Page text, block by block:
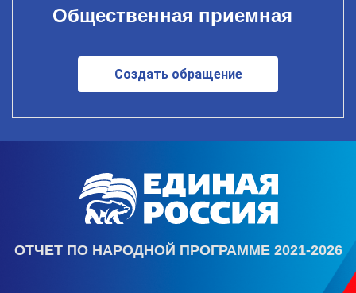
Общественная приемная
Создать обращение
ОТЧЕТ ПО НАРОДНОЙ ПРОГРАММЕ 2021-2026